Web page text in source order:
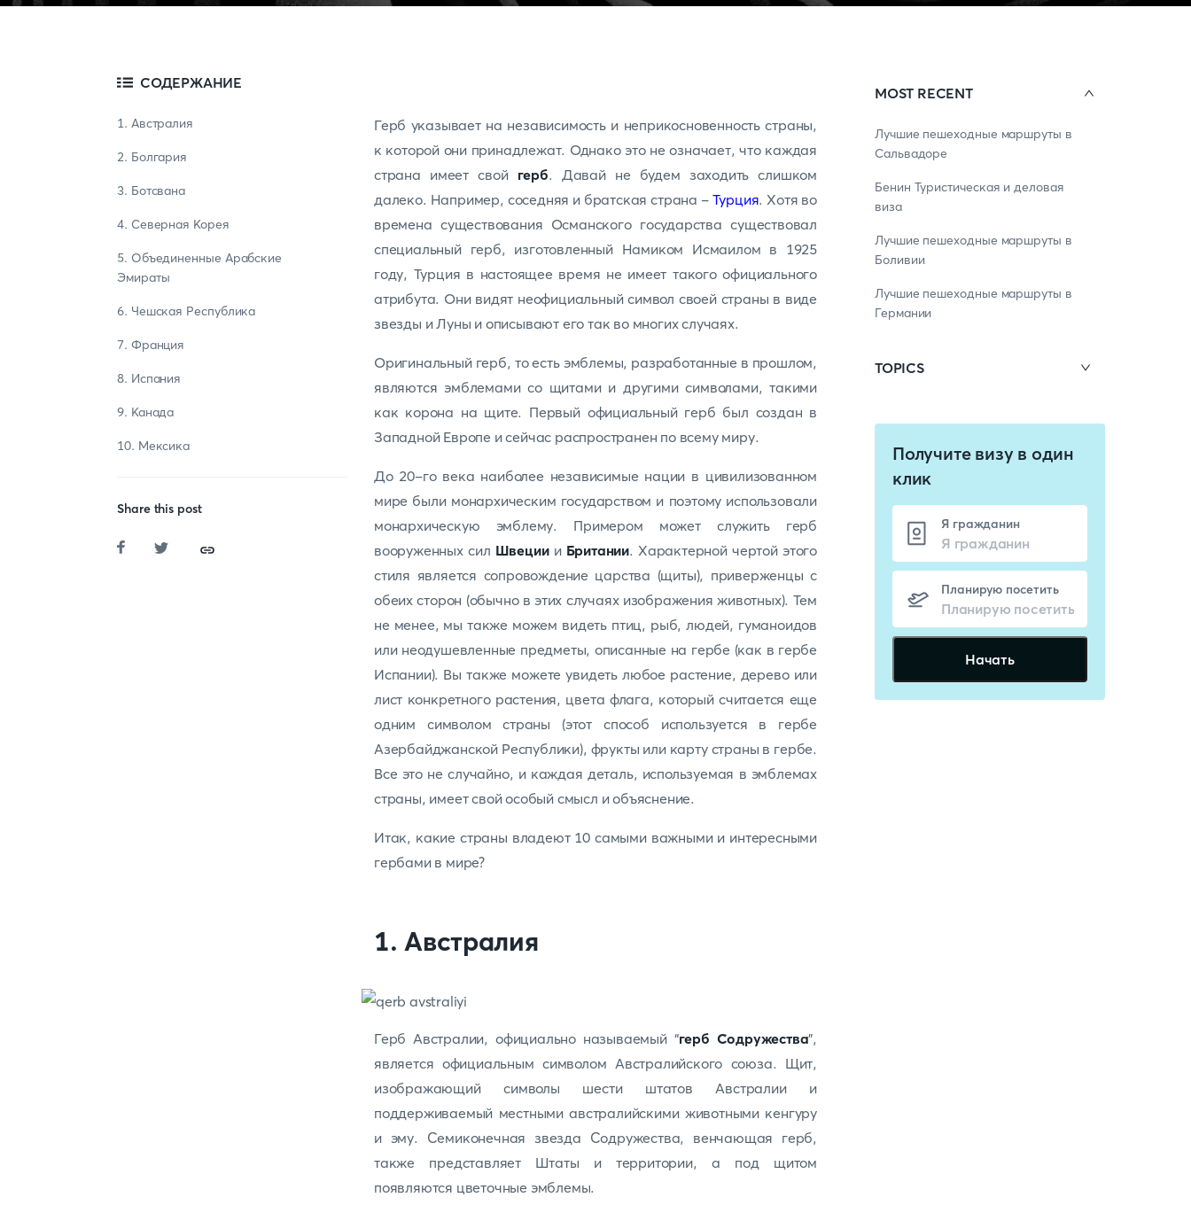
СОДЕРЖАНИЕ
1. Австралия
2. Болгария
3. Ботсвана
4. Северная Корея
5. Объединенные Арабские
Эмираты
6. Чешская Республика
7. Франция
8. Испания
9. Канада
10. Мексика
Share this post
Герб указывает на независимость и неприкосновенность страны,
к которой они принадлежат. Однако это не означает, что каждая
страна имеет свой герб. Давай не будем заходить слишком
далеко. Например, соседняя и братская страна - Турция. Хотя во
времена существования Османского государства существовал
специальный герб, изготовленный Намиком Исмаилом в 1925
году, Турция в настоящее время не имеет такого официального
атрибута. Они видят неофициальный символ своей страны в виде
звезды и Луны и описывают его так во многих случаях.
Оригинальный герб, то есть эмблемы, разработанные в прошлом,
являются эмблемами со щитами и другими символами, такими
как корона на щите. Первый официальный герб был создан в
Западной Европе и сейчас распространен по всему миру.
До 20-го века наиболее независимые нации в цивилизованном
мире были монархическим государством и поэтому использовали
монархическую эмблему. Примером может служить герб
вооруженных сил Швециии Британии. Характерной чертой этого
стиля является сопровождение царства (щиты), приверженцы с
обеих сторон (обычно в этих случаях изображения животных). Тем
не менее, мы также можем видеть птиц, рыб, людей, гуманоидов
или неодушевленные предметы, описанные на гербе (как в гербе
Испании). Вы также можете увидеть любое растение, дерево или
лист конкретного растения, цвета флага, который считается еще
одним символом страны (этот способ используется в гербе
Азербайджанской Республики), фрукты или карту страны в гербе.
Все это не случайно, и каждая деталь, используемая в эмблемах
страны, имеет свой особый смысл и объяснение.
Итак, какие страны владеют 10 самыми важными и интересными
гербами в мире?
1. Австралия
Герб Австралии, официально называемый “герб Содружества”,
является официальным символом Австралийского союза. Щит,
изображающий символы шести штатов Австралии и
поддерживаемый местными австралийскими животными кенгуру
и эму. Семиконечная звезда Содружества, венчающая герб,
также представляет Штаты и территории, а под щитом
появляются цветочные эмблемы.
MOST RECENT
Лучшие пешеходные маршруты в
Сальвадоре
Бенин Туристическая и деловая
виза
Лучшие пешеходные маршруты в
Боливии
Лучшие пешеходные маршруты в
Германии
TOPICS
Получите визу в один
клик
Я гражданин
Планирую посетить
Начать